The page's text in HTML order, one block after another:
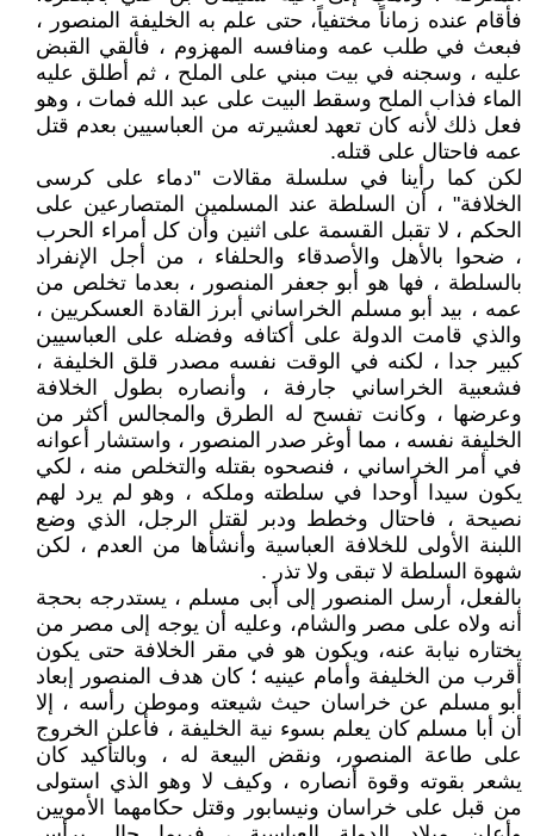
فأقام عنده زماناً مختفياً، حتى علم به الخليفة المنصور ،
فبعث في طلب عمه ومنافسه المهزوم ، فألقي القبض
عليه ، وسجنه في بيت مبني على الملح ، ثم أطلق عليه
الماء فذاب الملح وسقط البيت على عبد الله فمات ، وهو
فعل ذلك لأنه كان تعهد لعشيرته من العباسيين بعدم قتل
عمه فاحتال على قتله.
لكن كما رأينا في سلسلة مقالات "دماء على كرسى
الخلافة" ، أن السلطة عند المسلمين المتصارعين على
الحكم ، لا تقبل القسمة على اثنين وأن كل أمراء الحرب
، ضحوا بالأهل والأصدقاء والحلفاء ، من أجل الإنفراد
بالسلطة ، فها هو أبو جعفر المنصور ، بعدما تخلص من
عمه ، بيد أبو مسلم الخراساني أبرز القادة العسكريين ،
والذي قامت الدولة على أكتافه وفضله على العباسيين
كبير جدا ، لكنه في الوقت نفسه مصدر قلق الخليفة ،
فشعبية الخراساني جارفة ، وأنصاره بطول الخلافة
وعرضها ، وكانت تفسح له الطرق والمجالس أكثر من
الخليفة نفسه ، مما أوغر صدر المنصور ، واستشار أعوانه
في أمر الخراساني ، فنصحوه بقتله والتخلص منه ، لكي
يكون سيدا أوحدا في سلطته وملكه ، وهو لم يرد لهم
نصيحة ، فاحتال وخطط ودبر لقتل الرجل، الذي وضع
اللبنة الأولى للخلافة العباسية وأنشأها من العدم ، لكن
شهوة السلطة لا تبقى ولا تذر .
بالفعل، أرسل المنصور إلى أبى مسلم ، يستدرجه بحجة
أنه ولاه على مصر والشام، وعليه أن يوجه إلى مصر من
يختاره نيابة عنه، ويكون هو في مقر الخلافة حتى يكون
أقرب من الخليفة وأمام عينيه ؛ كان هدف المنصور إبعاد
أبو مسلم عن خراسان حيث شيعته وموطن رأسه ، إلا
أن أبا مسلم كان يعلم بسوء نية الخليفة ، فأعلن الخروج
على طاعة المنصور، ونقض البيعة له ، وبالتأكيد كان
يشعر بقوته وقوة أنصاره ، وكيف لا وهو الذي استولى
من قبل على خراسان ونيسابور وقتل حكامهما الأمويين